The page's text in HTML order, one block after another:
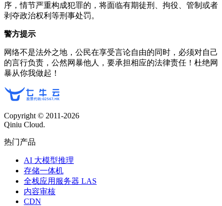
序，情节严重构成犯罪的，将面临有期徒刑、拘役、管制或者
剥夺政治权利等刑事处罚。
警方提示
网络不是法外之地，公民在享受言论自由的同时，必须对自己
的言行负责，公然网暴他人，要承担相应的法律责任！杜绝网
暴从你我做起！
Copyright © 2011-2026
Qiniu Cloud.
热门产品
AI 大模型推理
存储一体机
全栈应用服务器 LAS
内容审核
CDN